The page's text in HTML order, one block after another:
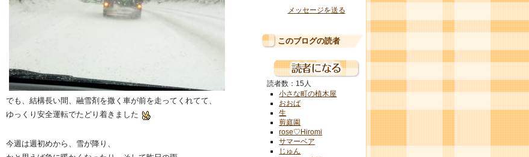
でも、結構長い間、融雪剤を撒く車が前を走ってくれてて、
ゆっくり安全運転でたどり着きました
今週は週初めから、雪が降り、
メッセージを送る
このブログの読者
読者数：15人
小さな町の植木屋
おおば
生
剪庭園
rose♡Hiromi
サマーベア
じゅん